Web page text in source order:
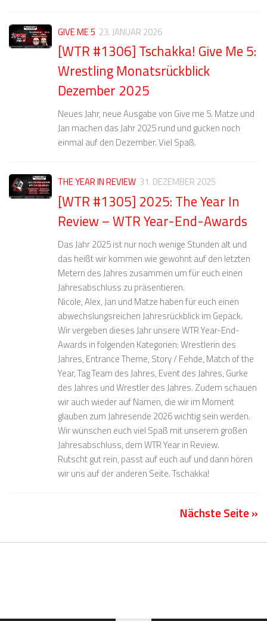
GIVE ME 5 23. JANUAR 2026
[WTR #1306] Tschakka! Give Me 5:
Wrestling Monatsrückblick
Dezember 2025
Neues Jahr, neue Ausgabe von Give me 5. Matze und
Jan machen das Jahr 2025 rund und gucken noch
einmal auf den Dezember. Viel Spaß.
THE YEAR IN REVIEW 31. DEZEMBER 2025
[WTR #1305] 2025: The Year In
Review – WTR Year-End-Awards
Das Jahr 2025 ist nur noch wenige Stunden alt und
das heißt wir kommen wie gewohnt auf den letzten
Metern des Jahres zusammen um für euch einen
Jahresabschluss zu präsentieren.
Nicole, Alex, Jan und Matze haben für euch einen
abwechslungsreichen Jahresrückblick im Gepäck.
Wir vergeben dieses Jahr unsere WTR Year-End-
Awards in folgenden Kategorien: Wrestlerin des
Jahres, Entrance Theme, Story / Fehde, Match of the
Year, Tag Team des Jahres, Event des Jahres, Gurke
des Jahres und Wrestler des Jahres. Zudem schauen
wir auch wieder auf Namen, die wir im Moment
glauben zum Jahresende 2026 wichtig sein werden.
Wir wünschen euch viel Spaß mit unserem großen
Jahresabschluss, dem WTR Year in Review.
Rutscht gut rein, passt auf euch auf und dann hören
wir uns auf der anderen Seite. Tschakka!
Nächste Seite »